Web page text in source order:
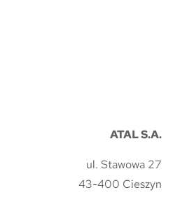
ATAL S.A.
ul. Stawowa 27
43-400 Cieszyn